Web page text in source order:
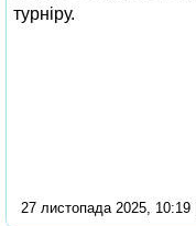
турніру.
27 листопада 2025, 10:19 |